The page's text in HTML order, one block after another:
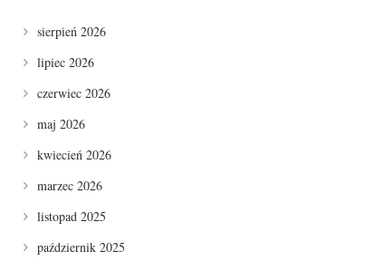
sierpień 2026
lipiec 2026
czerwiec 2026
maj 2026
kwiecień 2026
marzec 2026
listopad 2025
październik 2025